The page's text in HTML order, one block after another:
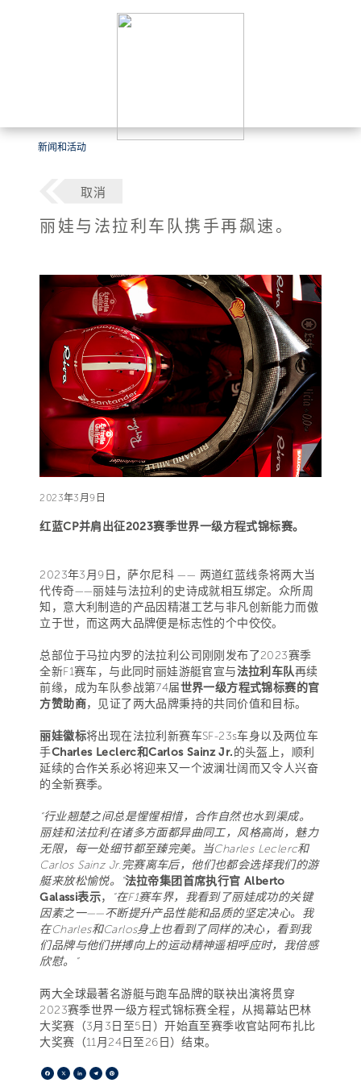
新闻和活动
取消
丽娃与法拉利车队携手再飙速。
2023年3月9日
红蓝CP并肩出征2023赛季世界一级方程式锦标赛。
2023年3月9日，萨尔尼科 —— 两道红蓝线条将两大当
代传奇——丽娃与法拉利的史诗成就相互绑定。众所周
知，意大利制造的产品因精湛工艺与非凡创新能力而傲
立于世，而这两大品牌便是标志性的个中佼佼。
总部位于马拉内罗的法拉利公司刚刚发布了2023赛季
全新F1赛车，与此同时丽娃游艇官宣与法拉利车队再续
前缘，成为车队参战第74届世界一级方程式锦标赛的官
方赞助商，见证了两大品牌秉持的共同价值和目标。
丽娃徽标将出现在法拉利新赛车SF-23s车身以及两位车
手Charles Leclerc和Carlos Sainz Jr.的头盔上，顺利
延续的合作关系必将迎来又一个波澜壮阔而又令人兴奋
的全新赛季。
“行业翘楚之间总是惺惺相惜，合作自然也水到渠成。
丽娃和法拉利在诸多方面都异曲同工，风格高尚，魅力
无限，每一处细节都至臻完美。当Charles Leclerc和
Carlos Sainz Jr.完赛离车后，他们也都会选择我们的游
艇来放松愉悦。”法拉帝集团首席执行官 Alberto
Galassi表示，
“在F1赛车界，我看到了丽娃成功的关键
因素之一——不断提升产品性能和品质的坚定决心。我
在Charles和Carlos身上也看到了同样的决心，看到我
们品牌与他们拼搏向上的运动精神遥相呼应时，我倍感
欣慰。”
两大全球最著名游艇与跑车品牌的联袂出演将贯穿
2023赛季世界一级方程式锦标赛全程，从揭幕站巴林
大奖赛（3月3日至5日）开始直至赛季收官站阿布扎比
大奖赛（11月24日至26日）结束。
Facebook
X LinkedIn
Telegram